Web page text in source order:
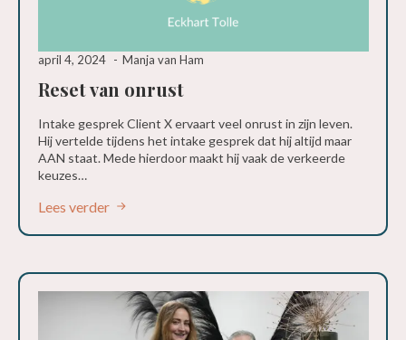
Reset van onrust
april 4, 2024 Manja van Ham
Intake gesprek Client X ervaart veel onrust in zijn leven.
Hij vertelde tijdens het intake gesprek dat hij altijd maar
AAN staat. Mede hierdoor maakt hij vaak de verkeerde
keuzes…
Lees verder